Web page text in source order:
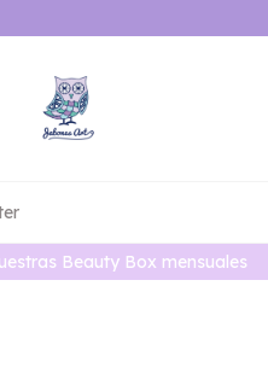
Beauty Box mensuales